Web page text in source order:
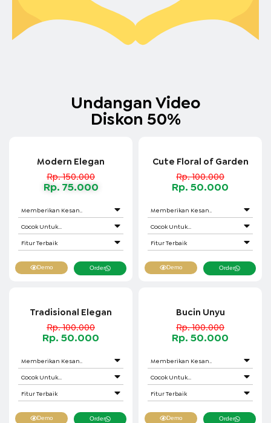
Undangan Video
Diskon 50%
Modern Elegan
Rp. 150.000
Rp. 75.000
Memberikan Kesan..
Cocok Untuk...
Fitur Terbaik
Demo Order
Cute Floral of Garden
Rp. 100.000
Rp. 50.000
Memberikan Kesan..
Cocok Untuk...
Fitur Terbaik
Demo Order
Tradisional Elegan
Rp. 100.000
Rp. 50.000
Memberikan Kesan..
Cocok Untuk...
Fitur Terbaik
Demo Order
Bucin Unyu
Rp. 100.000
Rp. 50.000
Memberikan Kesan..
Cocok Untuk...
Fitur Terbaik
Demo Order